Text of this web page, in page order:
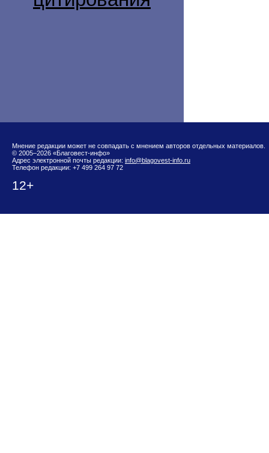
Мнение редакции может не совпадать с мнением авторов отдельных материалов.
© 2005–2026 «Благовест-инфо»
Адрес электронной почты редакции: info@blagovest-info.ru
Телефон редакции: +7 499 264 97 72
12+